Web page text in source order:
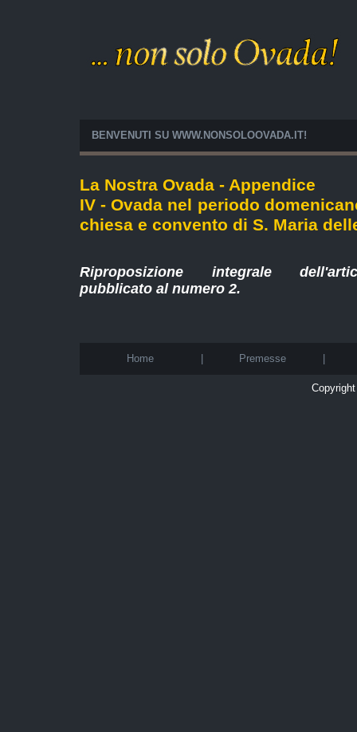
BENVENUTI SU WWW.NONSOLOOVADA.IT!
La Nostra Ovada - Appendice
IV - Ovada nel periodo
chiesa e convento di S. Maria
Riproposizione integrale
pubblicato al numero2.
Home Premesse